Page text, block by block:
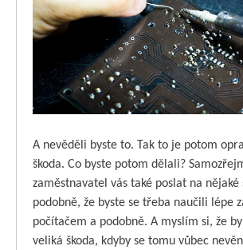
A nevěděli byste to. Tak to je potom
škoda. Co byste potom dělali?
zaměstnavatel vás také poslat na nějaké
podobně, že byste se třeba naučili lépe
počítačem a podobně. A myslím si, že
veliká škoda, kdyby se tomu vůbec